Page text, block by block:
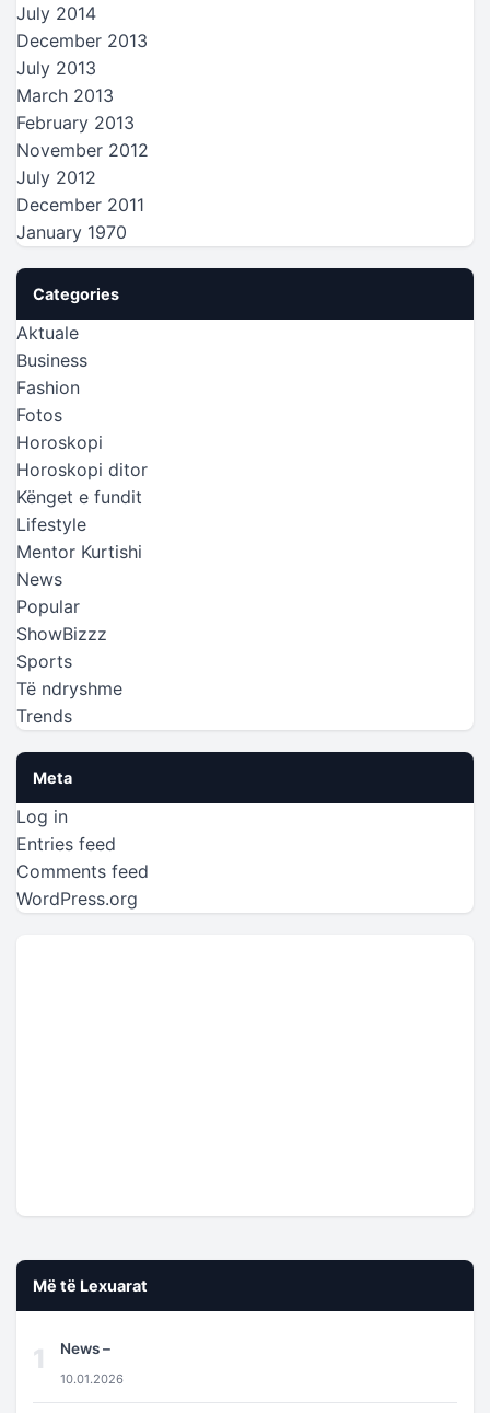
July 2014
December 2013
July 2013
March 2013
February 2013
November 2012
July 2012
December 2011
January 1970
Categories
Aktuale
Business
Fashion
Fotos
Horoskopi
Horoskopi ditor
Kënget e fundit
Lifestyle
Mentor Kurtishi
News
Popular
ShowBizzz
Sports
Të ndryshme
Trends
Meta
Log in
Entries feed
Comments feed
WordPress.org
Më të Lexuarat
1 News –
10.01.2026